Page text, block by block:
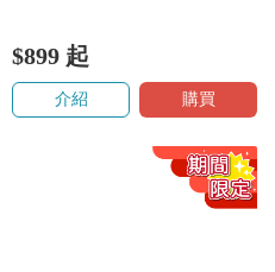
$899 起
介紹 購買